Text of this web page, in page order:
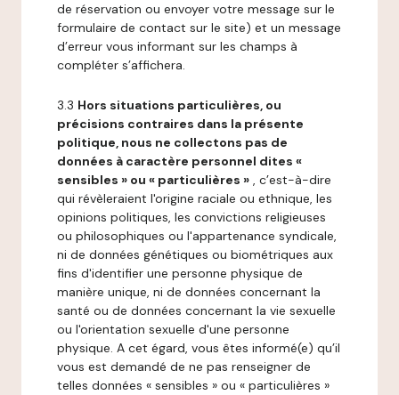
de réservation ou envoyer votre message sur le
formulaire de contact sur le site) et un message
d’erreur vous informant sur les champs à
compléter s’affichera.
3.3 Hors situations particulières, ou
précisions contraires dans la présente
politique, nous ne collectons pas de
données à caractère personnel dites «
sensibles » ou « particulières » , c’est-à-dire
qui révèleraient l'origine raciale ou ethnique, les
opinions politiques, les convictions religieuses
ou philosophiques ou l'appartenance syndicale,
ni de données génétiques ou biométriques aux
fins d'identifier une personne physique de
manière unique, ni de données concernant la
santé ou de données concernant la vie sexuelle
ou l'orientation sexuelle d'une personne
physique. A cet égard, vous êtes informé(e) qu’il
vous est demandé de ne pas renseigner de
telles données « sensibles » ou « particulières »